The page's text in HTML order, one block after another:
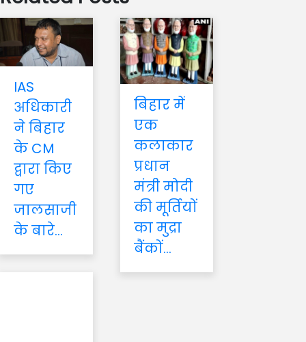
IAS
अधिकारी
ने बिहार
के CM
द्वारा किए
गए
जालसाजी
के बारे...
बिहार में
एक
कलाकार
प्रधान
मंत्री मोदी
की मूर्तियों
का मुद्रा
बैंकों...